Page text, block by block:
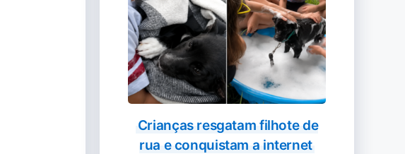
Crianças resgatam filhote de
rua e conquistam a internet